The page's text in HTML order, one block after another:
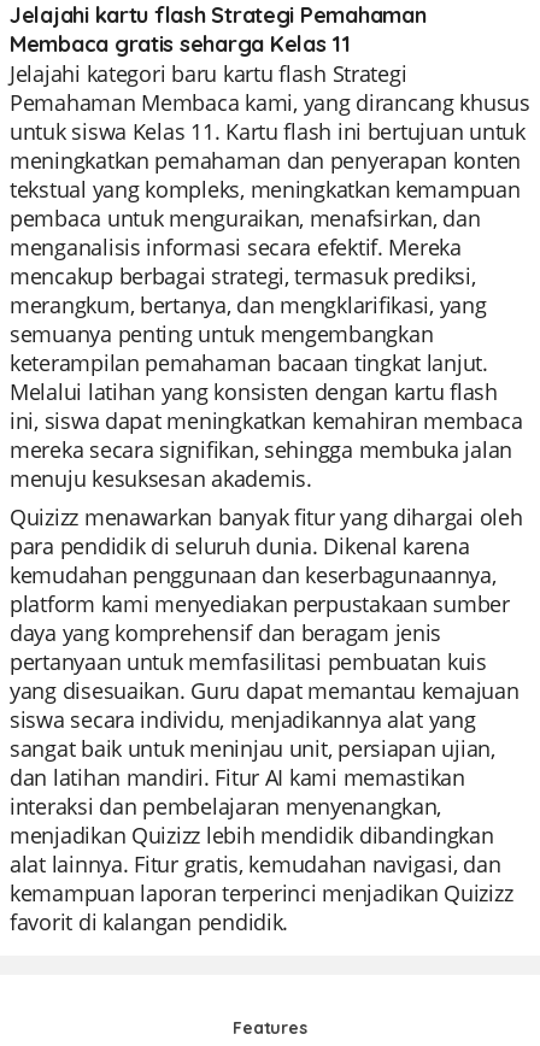
Jelajahi kartu flash Strategi Pemahaman
Membaca gratis seharga Kelas 11
Jelajahi kategori baru kartu flash Strategi
Pemahaman Membaca kami, yang dirancang khusus
untuk siswa Kelas 11. Kartu flash ini bertujuan untuk
meningkatkan pemahaman dan penyerapan konten
tekstual yang kompleks, meningkatkan kemampuan
pembaca untuk menguraikan, menafsirkan, dan
menganalisis informasi secara efektif. Mereka
mencakup berbagai strategi, termasuk prediksi,
merangkum, bertanya, dan mengklarifikasi, yang
semuanya penting untuk mengembangkan
keterampilan pemahaman bacaan tingkat lanjut.
Melalui latihan yang konsisten dengan kartu flash
ini, siswa dapat meningkatkan kemahiran membaca
mereka secara signifikan, sehingga membuka jalan
menuju kesuksesan akademis.
Quizizz menawarkan banyak fitur yang dihargai oleh
para pendidik di seluruh dunia. Dikenal karena
kemudahan penggunaan dan keserbagunaannya,
platform kami menyediakan perpustakaan sumber
daya yang komprehensif dan beragam jenis
pertanyaan untuk memfasilitasi pembuatan kuis
yang disesuaikan. Guru dapat memantau kemajuan
siswa secara individu, menjadikannya alat yang
sangat baik untuk meninjau unit, persiapan ujian,
dan latihan mandiri. Fitur AI kami memastikan
interaksi dan pembelajaran menyenangkan,
menjadikan Quizizz lebih mendidik dibandingkan
alat lainnya. Fitur gratis, kemudahan navigasi, dan
kemampuan laporan terperinci menjadikan Quizizz
favorit di kalangan pendidik.
Features